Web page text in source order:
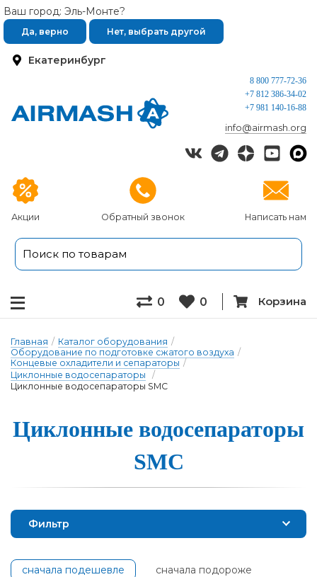
Екатеринбург
Ваш город: Эль-Монте?
Да, верно Нет, выбрать другой
Акции Обратный звонок Написать нам
8 800 777-72-36
+7 812 386-34-02
+7 981 140-16-88
info@airmash.org
0 0 Корзина
Главная / Каталог оборудования /
Оборудование по подготовке сжатого воздуха /
Концевые охладители и сепараторы /
Циклонные водосепараторы
/
Циклонные водосепараторы SMC
Циклонные водо­се­па­ра­то­ры
SMC
Фильтр
сначала подешевле
сначала подороже